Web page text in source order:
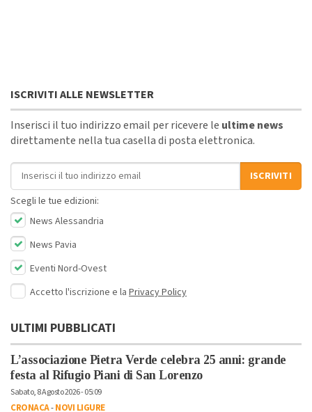
ISCRIVITI ALLE NEWSLETTER
Inserisci il tuo indirizzo email per ricevere le ultime news
direttamente nella tua casella di posta elettronica.
Indirizzo email
ISCRIVITI
Scegli le tue edizioni:
News Alessandria
News Pavia
Eventi Nord-Ovest
Accetto l'iscrizione e la Privacy Policy
ULTIMI PUBBLICATI
L’associazione Pietra Verde celebra 25 anni: grande
festa al Rifugio Piani di San Lorenzo
Sabato, 8 Agosto 2026 - 05:09
CRONACA-NOVI LIGURE